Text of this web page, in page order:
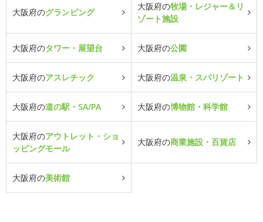
大阪府のグランピング
大阪府の牧場・レジャー＆リ
ゾート施設
大阪府のタワー・展望台 大阪府の公園
大阪府のアスレチック 大阪府の温泉・スパリゾート
大阪府の道の駅・SA/PA 大阪府の博物館・科学館
大阪府のアウトレット・ショ
ッピングモール
大阪府の商業施設・百貨店
大阪府の美術館